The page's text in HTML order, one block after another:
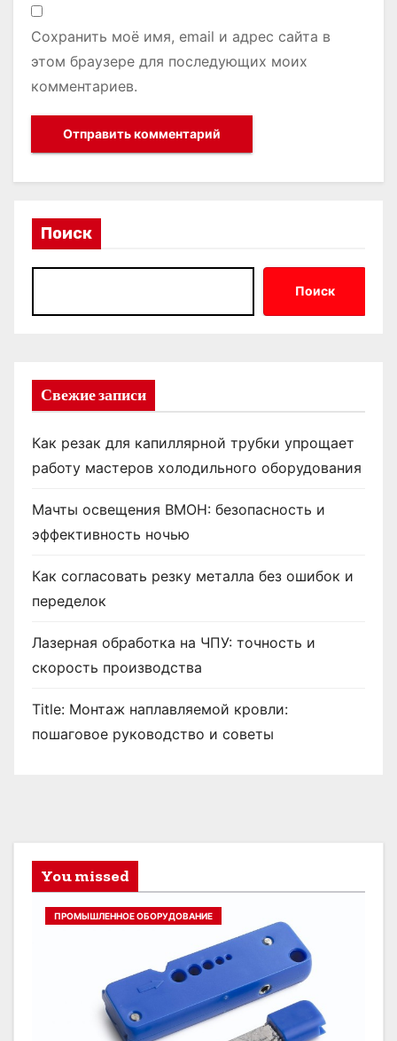
Сохранить моё имя, email и адрес сайта в
этом браузере для последующих моих
комментариев.
Поиск
Поиск
Свежие записи
Как резак для капиллярной трубки упрощает
работу мастеров холодильного оборудования
Мачты освещения ВМОН: безопасность и
эффективность ночью
Как согласовать резку металла без ошибок и
переделок
Лазерная обработка на ЧПУ: точность и
скорость производства
Title: Монтаж наплавляемой кровли:
пошаговое руководство и советы
You missed
ПРОМЫШЛЕННОЕ ОБОРУДОВАНИЕ